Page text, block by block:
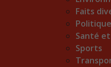
Faits
Politique
Santé
Sports